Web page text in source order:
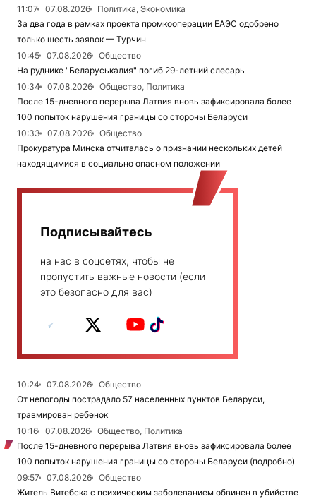
11:07 07.08.2026
Политика, Экономика
За два года в рамках проекта промкооперации ЕАЭС одобрено
только шесть заявок — Турчин
10:45
07.08.2026
Общество
На руднике "Беларуськалия" погиб 29-летний слесарь
10:34
07.08.2026
Общество, Политика
После 15-дневного перерыва Латвия вновь зафиксировала более
100 попыток нарушения границы со стороны Беларуси
10:33
07.08.2026
Общество
Прокуратура Минска отчиталась о признании нескольких детей
находящимися в социально опасном положении
Подписывайтесь
на нас в соцсетях, чтобы не
пропустить важные новости (если
это безопасно для вас)
10:24 07.08.2026
Общество
От непогоды пострадало 57 населенных пунктов Беларуси,
травмирован ребенок
10:16
07.08.2026
Общество, Политика
После 15-дневного перерыва Латвия вновь зафиксировала более
100 попыток нарушения границы со стороны Беларуси (подробно)
09:57
07.08.2026
Общество
Житель Витебска с психическим заболеванием обвинен в убийстве